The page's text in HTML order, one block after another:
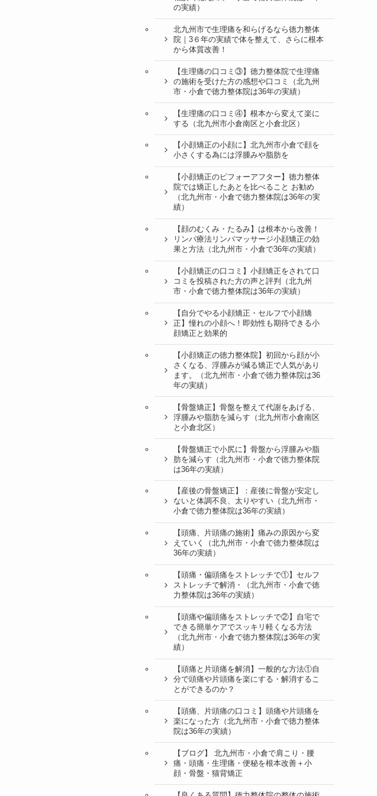
の実績）
北九州市で生理痛を和らげるなら徳力整体
院｜3６年の実績で体を整えて、さらに根本
から体質改善！
【生理痛の口コミ③】徳力整体院で生理痛
の施術を受けた方の感想や口コミ（北九州
市・小倉で徳力整体院は36年の実績）
【生理痛の口コミ④】根本から変えて楽に
する（北九州市小倉南区と小倉北区）
【小顔矯正の小顔に】北九州市小倉で顔を
小さくする為には浮腫みや脂肪を
【小顔矯正のビフォーアフター】徳力整体
院では矯正したあとを比べること お勧め
（北九州市・小倉で徳力整体院は36年の実
績）
【顔のむくみ・たるみ】は根本から改善！
リンパ療法リンパマッサージ小顔矯正の効
果と方法（北九州市・小倉で36年の実績）
【小顔矯正の口コミ】小顔矯正をされて口
コミを投稿された方の声と評判（北九州
市・小倉で徳力整体院は36年の実績）
【自分でやる小顔矯正・セルフで小顔矯
正】憧れの小顔へ！即効性も期待できる小
顔矯正と効果的
【小顔矯正の徳力整体院】初回から顔が小
さくなる、浮腫みが減る矯正で人気があり
ます。（北九州市・小倉で徳力整体院は36
年の実績）
【骨盤矯正】骨盤を整えて代謝をあげる、
浮腫みや脂肪を減らす（北九州市小倉南区
と小倉北区）
【骨盤矯正で小尻に】骨盤から浮腫みや脂
肪を減らす（北九州市・小倉で徳力整体院
は36年の実績）
【産後の骨盤矯正】：産後に骨盤が安定し
ないと体調不良、太りやすい（北九州市・
小倉で徳力整体院は36年の実績）
【頭痛、片頭痛の施術】痛みの原因から変
えていく（北九州市・小倉で徳力整体院は
36年の実績）
【頭痛・偏頭痛をストレッチで①】セルフ
ストレッチで解消・（北九州市・小倉で徳
力整体院は36年の実績）
【頭痛や偏頭痛をストレッチで②】自宅で
できる簡単ケアでスッキリ軽くなる方法
（北九州市・小倉で徳力整体院は36年の実
績）
【頭痛と片頭痛を解消】一般的な方法①自
分で頭痛や片頭痛を楽にする・解消するこ
とができるのか？
【頭痛、片頭痛の口コミ】頭痛や片頭痛を
楽になった方（北九州市・小倉で徳力整体
院は36年の実績）
【ブログ】 北九州市・小倉で肩こり・腰
痛・頭痛・生理痛・便秘を根本改善＋小
顔・骨盤・猫背矯正